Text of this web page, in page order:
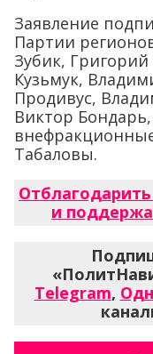
Заявление
Партии
Зубик,
Кузьмук,
Продивус,
Виктор
Табаловы.
и
Telegram,